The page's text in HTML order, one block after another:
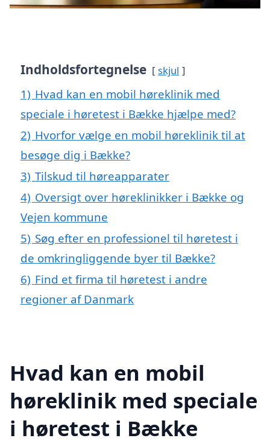
Indholdsfortegnelse skjul
1) Hvad kan en mobil høreklinik med
speciale i høretest i Bække hjælpe med?
2) Hvorfor vælge en mobil høreklinik til at
besøge dig i Bække?
3) Tilskud til høreapparater
4) Oversigt over høreklinikker i Bække og
Vejen kommune
5) Søg efter en professionel til høretest i
de omkringliggende byer til Bække?
6) Find et firma til høretest i andre
regioner af Danmark
Hvad kan en mobil
høreklinik med speciale
i høretest i Bække